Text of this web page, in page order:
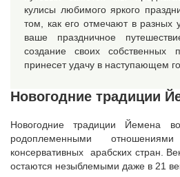
кулисы любимого яркого
том, как его отмечают в разных
ваше праздничное
создание своих собственных
принесет удачу в наступающем
Новогодние традиции
Новогодние традиции Йемена
родоплеменными
консервативных арабских стран.
остаются незыблемыми даже в 21